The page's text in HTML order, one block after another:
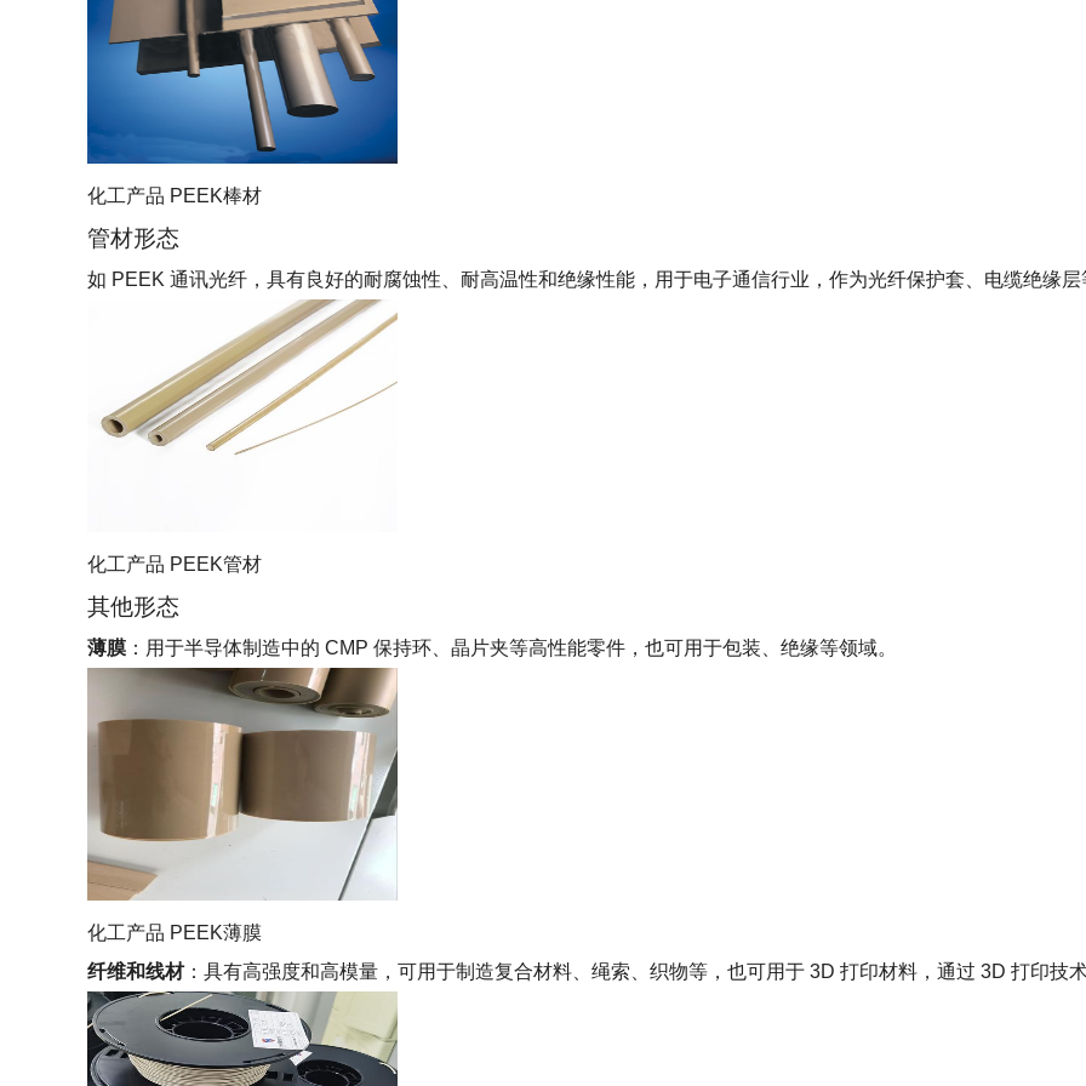
化工产品 PEEK棒材
管材形态
如 PEEK 通讯光纤，具有良好的耐腐蚀性、耐高温性和绝缘性能，用于电子通信行业，作为光纤保护套、电缆绝缘层
化工产品 PEEK管材
其他形态
薄膜 ：用于半导体制造中的 CMP 保持环、晶片夹等高性能零件，也可用于包装、绝缘等领域。
化工产品 PEEK薄膜
纤维和线材：具有高强度和高模量，可用于制造复合材料、绳索、织物等，也可用于 3D 打印材料，通过 3D 打印技